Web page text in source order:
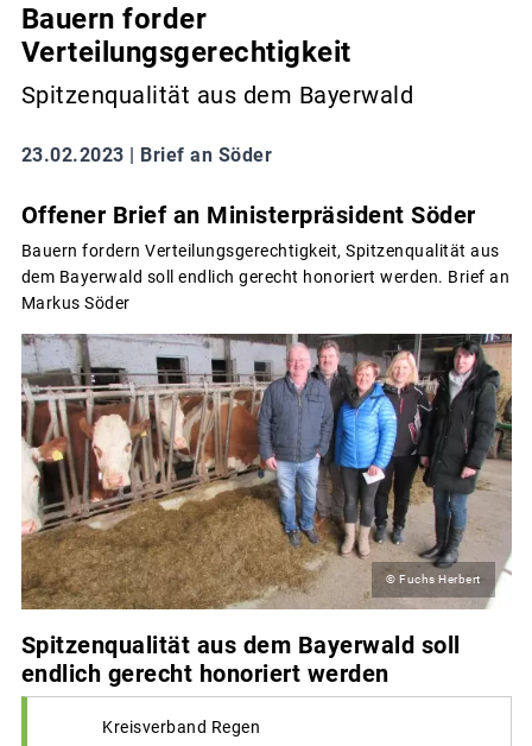
Bauern forder
Verteilungsgerechtigkeit
Spitzenqualität aus dem Bayerwald
23.02.2023 | Brief an Söder
Offener Brief an Ministerpräsident Söder
Bauern fordern Verteilungsgerechtigkeit, Spitzenqualität aus
dem Bayerwald soll endlich gerecht honoriert werden. Brief an
Markus Söder
© Fuchs Herbert
Spitzenqualität aus dem Bayerwald soll
endlich gerecht honoriert werden
Kreisverband Regen